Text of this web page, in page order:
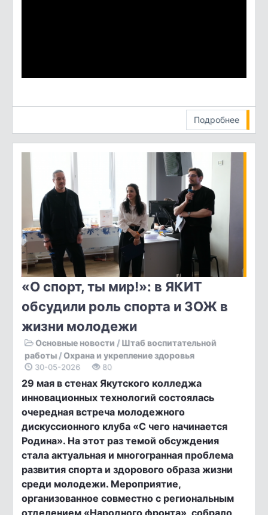
Подробнее
«О спорт, ты мир!»: в ЯКИТ
обсудили роль спорта и ЗОЖ в
жизни молодежи
Основные новости / Штаб воспитательной
работы / Охрана и укрепление здоровья
30-05-2026 80
29 мая в стенах Якутского колледжа
инновационных технологий состоялась
очередная встреча молодежного
дискуссионного клуба «С чего начинается
Родина». На этот раз темой обсуждения
стала актуальная и многогранная проблема
развития спорта и здорового образа жизни
среди молодежи. Мероприятие,
организованное совместно с региональным